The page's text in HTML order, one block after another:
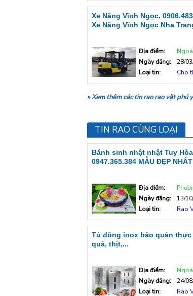
Xe Nâng Vĩnh Ngọc,
Xe Nâng Vĩnh Ngọc Nha
Địa điểm:
Ngày đăng:
28/
Loại tin:
Cho
» Xem thêm các tin rao rao vặt phú
TIN RAO CÙNG LOẠI
Bánh sinh nhật nhật Tuy
0947.365.384 MẪU ĐẸP NHẤT
Địa điểm:
Ngày đăng:
13/
Loại tin:
Rao
Tủ đông inox bảo quản thực
quả, thịt,...
Địa điểm:
Ngày đăng:
24/
Loại tin:
Rao